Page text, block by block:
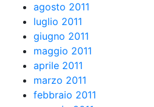
agosto 2011
luglio 2011
giugno 2011
maggio 2011
aprile 2011
marzo 2011
febbraio 2011